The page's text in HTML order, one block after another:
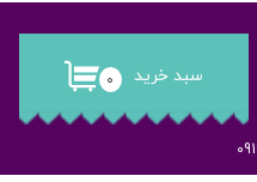
۰ سبد خرید